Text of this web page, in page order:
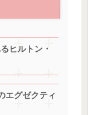
ヒルトン・
エグゼクティ